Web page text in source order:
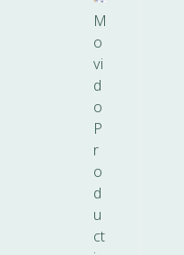
M
o
vi
d
o
P
r
o
d
u
ct